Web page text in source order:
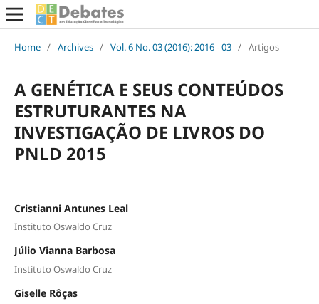
Home / Archives / Vol. 6 No. 03 (2016): 2016 - 03 / Artigos
A GENÉTICA E SEUS CONTEÚDOS
ESTRUTURANTES NA
INVESTIGAÇÃO DE LIVROS DO
PNLD 2015
Cristianni Antunes Leal
Instituto Oswaldo Cruz
Júlio Vianna Barbosa
Instituto Oswaldo Cruz
Giselle Rôças